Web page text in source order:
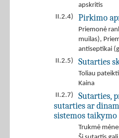
apskritis
II.2.4)
Pirkimo
Priemonė
muilas),
antiseptikai
II.2.5)
Sutarties
Toliau
Kaina
II.2.7)
Sutarties,
sutarties ar
sistemos
Trukmė